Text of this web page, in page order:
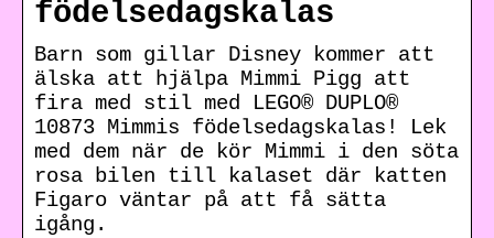
födelsedagskalas
Barn som gillar Disney kommer att
älska att hjälpa Mimmi Pigg att
fira med stil med LEGO® DUPLO®
10873 Mimmis födelsedagskalas! Lek
med dem när de kör Mimmi i den söta
rosa bilen till kalaset där katten
Figaro väntar på att få sätta
igång.